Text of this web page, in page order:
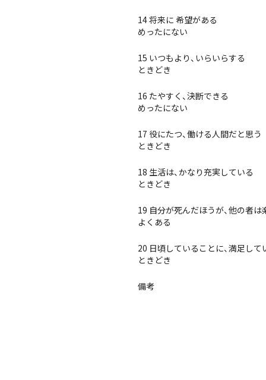
14 将来に 希望がある
めったにない
15 いつもより、いらいらする
ときどき
16 たやすく、決断できる
めったにない
17 役にたつ、働ける人間だと思う
ときどき
18 生活は、かなり充実している
ときどき
19 自分が死んだほうが、他の者
よくある
20 日頃していることに、満足して
ときどき
備考